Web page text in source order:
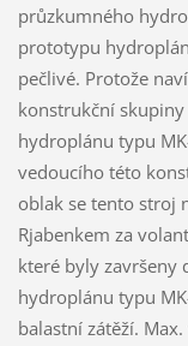
průzkumného
prototypu
pečlivé. Protože
konstrukční skupiny
hydroplánu typu
vedoucího této
oblak se tento stroj
Rjabenkem za
které byly završeny
hydroplánu typu
balastní zátěží.